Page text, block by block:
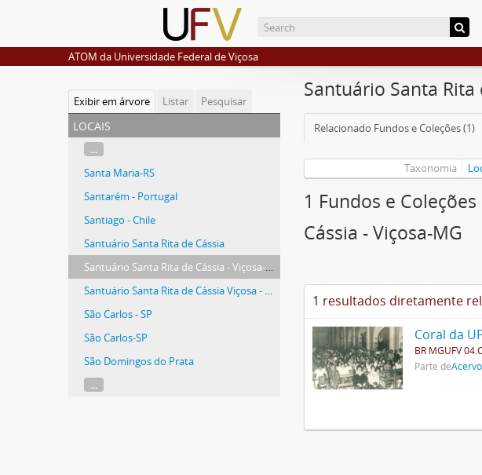
ATOM da Universidade Federal de Viçosa
Exibir em árvore Listar Pesquisar
locais
...
Santa Maria-RS
Santarém - Portugal
Santiago - Chile
Santuário Santa Rita de Cássia
Santuário Santa Rita de Cássia - Viçosa-MG
Santuário Santa Rita de Cássia Viçosa - MG
São Carlos - SP
São Carlos-SP
São Domingos do Prata
...
Santuário Santa Rita
Relacionado Fundos e Coleções (1)
Taxonomia
1 Fundos e
Cássia - Viçosa-MG
1 resultados diretamente
Coral da
BR MGUFV
Parte de